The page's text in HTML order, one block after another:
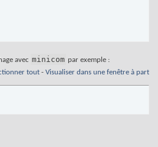
avec minicom par exemple :
tout - Visualiser dans une fenêtre à part